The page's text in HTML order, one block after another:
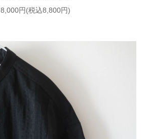
8,000円(税込8,800円)